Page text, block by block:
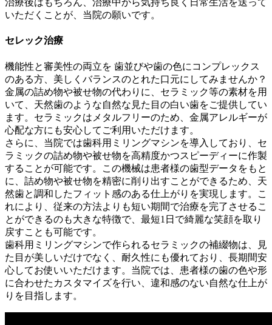
治療後はもちろん、治療中から気持ち良く日常生活を送って
いただくことが、当院の願いです。
セレック治療
機能性と審美性の両立を
のある方、美しくバランスのとれた口元にしてみませんか？
金属の詰め物や被せ物の代わりに、セラミック等の素材を用
いて、天然歯のような自然な見た目の白い歯をご提供してい
ます。セラミックはメタルフリーのため、金属アレルギーが
心配な方にも安心してご利用いただけます。
さらに、当院では歯科用ミリングマシンを導入しており、セ
ラミックの詰め物や被せ物を高精度かつスピーディーに作製
することが可能です。この機械は患者様の歯型データをもと
に、詰め物や被せ物を精密に削り出すことができるため、天
然歯と調和したフィット感のある仕上がりを実現します。こ
れにより、従来の方法よりも短い期間で治療を完了させるこ
とができるのも大きな特徴で、最短1日で綺麗な笑顔を取り
戻すことも可能です。
歯科用ミリングマシンで作られるセラミックの補綴物は、見
た目が美しいだけでなく、耐久性にも優れており、長期間安
心してお使いいただけます。当院では、患者様の歯の色や形
に合わせたカスタマイズを行い、違和感のない自然な仕上が
りを目指します。